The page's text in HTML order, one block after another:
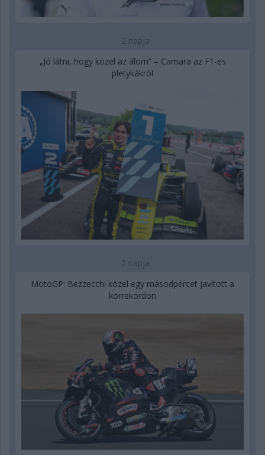
2 napja
„Jó látni, hogy közel az álom” – Camara az F1-es
pletykákról
2 napja
MotoGP: Bezzecchi közel egy másodpercet javított a
körrekordon